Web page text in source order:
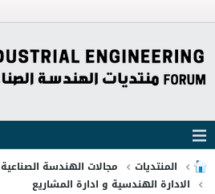
المنتديات
مجالات الهندسة الصناعية
الادارة الهندسية و ادارة المشاريع